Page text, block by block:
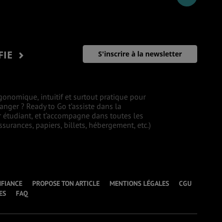
S'inscrire à la newsletter
intuitif et surtout pratique pour
? Ready to Go t’assiste dans la
et t’accompagne dans toutes les
papiers, billets, hébergement, etc.)
PROPOSE TON ARTICLE MENTIONS LÉGALES
CGU
FAQ